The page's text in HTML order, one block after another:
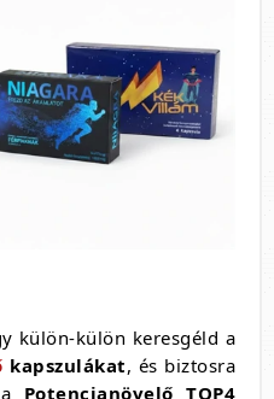
külön-külön keresgéld a
kapszulákat, és biztosra
Potencianövelő TOP4